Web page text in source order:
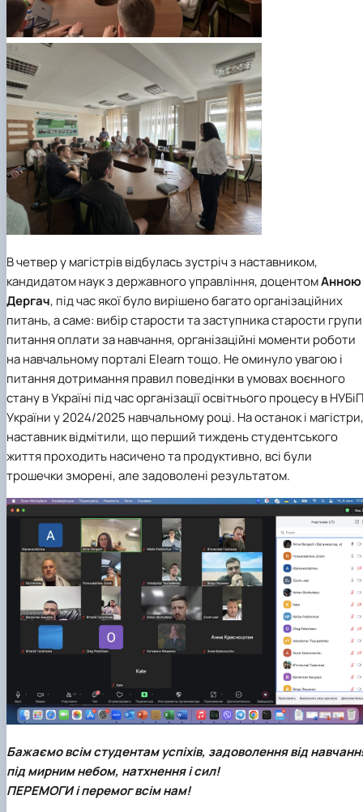
В четвер у магістрів відбулась зустріч з наставником,
кандидатом наук з державного управління, доцентомАнною
Дергач, під час якої було вирішено багато організаційних
питань, а саме: вибір старости та заступника старости
питання оплати за навчання, організаційні моменти роботи
на навчальному порталі Elearn тощо. Не оминуло увагою і
питання дотримання правил поведінки в умовах воєнного
стану в Україні під час організації освітнього процесу в НУБіП
України у 2024/2025 навчальному році. На останок і магістри,
наставник відмітили, що перший тиждень студентського
життя проходить насичено та продуктивно, всі були
трошечки зморені, але задоволені результатом.
Бажаємо всім студентам успіхів, задоволення від
під мирним небом, натхнення і сил!
ПЕРЕМОГИ і перемог всім нам!